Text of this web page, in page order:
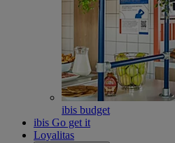
ibis budget
ibis Go get it
Loyalitas